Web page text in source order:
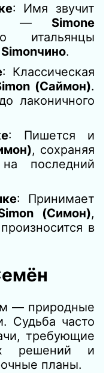
: Имя звучит
— Simone
итальянцы
Simonчино.
: Классическая
(Саймон).
лаконичного
: Пишется и
, сохраняя
последний
: Принимает
(Симон),
в
— природные
Судьба часто
требующие
решений и
планы.